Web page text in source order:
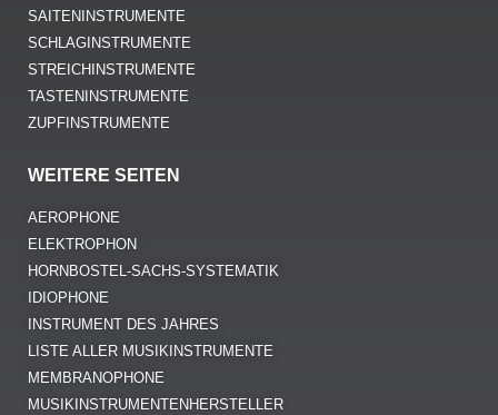
SAITENINSTRUMENTE
SCHLAGINSTRUMENTE
STREICHINSTRUMENTE
TASTENINSTRUMENTE
ZUPFINSTRUMENTE
WEITERE SEITEN
AEROPHONE
ELEKTROPHON
HORNBOSTEL-SACHS-SYSTEMATIK
IDIOPHONE
INSTRUMENT DES JAHRES
LISTE ALLER MUSIKINSTRUMENTE
MEMBRANOPHONE
MUSIKINSTRUMENTENHERSTELLER